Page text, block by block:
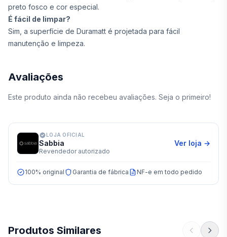
preto fosco e cor especial.
É fácil de limpar?
Sim, a superfície de Duramatt é projetada para fácil
manutenção e limpeza.
Avaliações
Este produto ainda não recebeu avaliações. Seja o primeiro!
LOJA OFICIAL
Sabbia
Revendedor autorizado
Ver loja →
100% original Garantia de fábrica NF-e em todo pedido
Produtos Similares